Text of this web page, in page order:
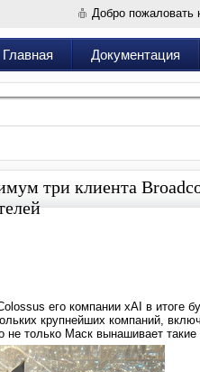
Добро пожаловать
Главная Документация
три клиента
его компании xAI в итоге
крупнейших компаний,
не только Маск вынашивает